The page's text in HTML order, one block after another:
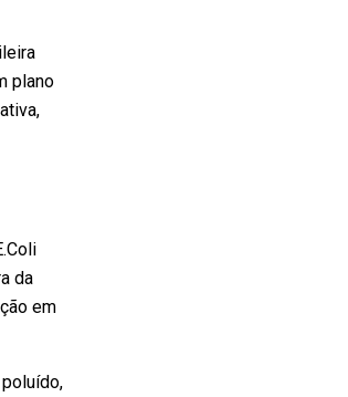
plano
da
em